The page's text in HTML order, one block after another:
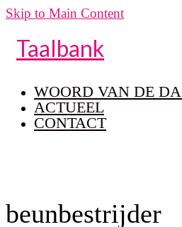
Skip to Main Content
Taalbank
WOORD VAN DE
ACTUEEL
CONTACT
beunbestrijder